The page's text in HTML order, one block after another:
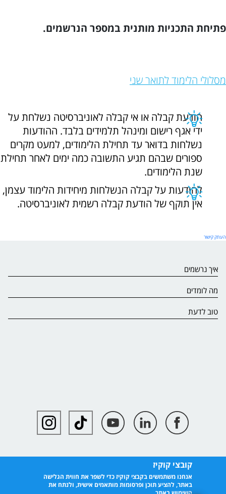
קובצי קוקיז
אנחנו משתמשים בקבצי קוקיז כדי לשפר את חווית הגלישה
באתר, להציע תוכן ופרסומות מותאמים אישית, ולנתח את
פתיחת התכניות מותנית במספר הנרשמים.
מסלולי הלימוד לתואר שני
הודעת קבלה או אי קבלה לאוניברסיטה נשלחת על
ידי אגף רישום ומינהל תלמידים בלבד. ההודעות
נשלחות בדואר עד תחילת הלימודים, למעט מקרים
ספורים שבהם תגיע התשובה כמה ימים לאחר תחילת
שנת הלימודים.
להודעות על קבלה הנשלחות מיחידות הלימוד עצמן,
אין תוקף של הודעת קבלה רשמית לאוניברסיטה.
העתק קישור
איך נרשמים
מה לומדים
טוב לדעת